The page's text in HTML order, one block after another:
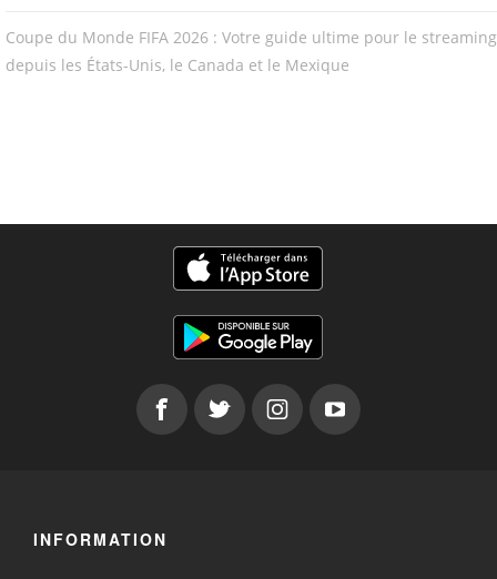
Coupe du Monde FIFA 2026 : Votre guide ultime pour le streaming
depuis les États-Unis, le Canada et le Mexique
INFORMATION